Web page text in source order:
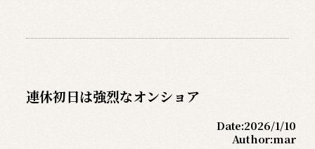
連休初日は強烈なオンショア
Date:2026/1/10
Author:mar